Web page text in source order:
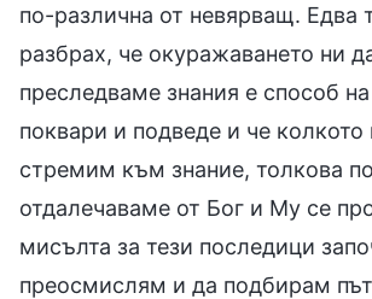
по-различна от невярващ. Едва
разбрах, че окуражаването ни
преследваме знания е способ
поквари и подведе и че колкото
стремим към знание, толкова
отдалечаваме от Бог и Му се
мисълта за тези последици
преосмислям и да подбирам